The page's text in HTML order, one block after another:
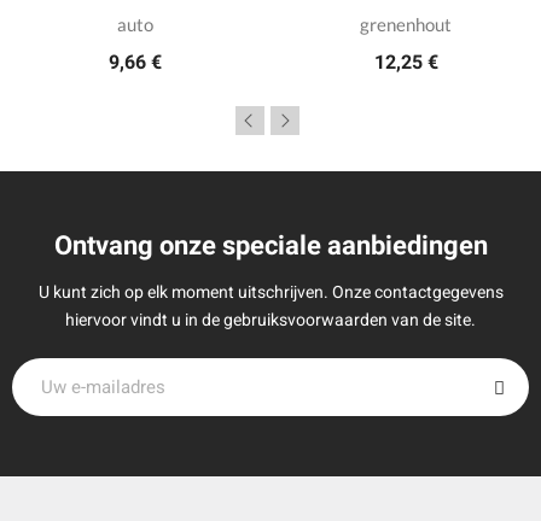
auto
9,66 €
grenenhout
12,25 €
Ontvang onze speciale aanbiedingen
U kunt zich op elk moment uitschrijven. Onze contactgegevens
hiervoor vindt u in de gebruiksvoorwaarden van de site.